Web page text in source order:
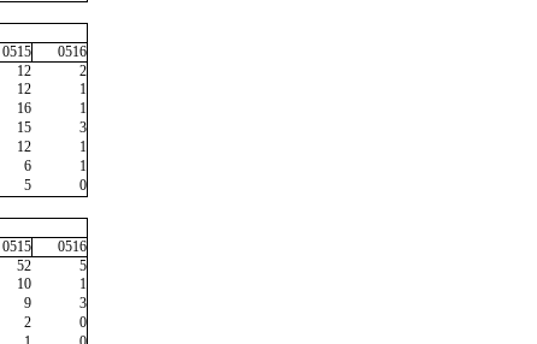
0515
0516
12
2
12
1
16
1
15
3
12
1
6
1
5
0
0515
0516
52
5
10
1
9
3
2
0